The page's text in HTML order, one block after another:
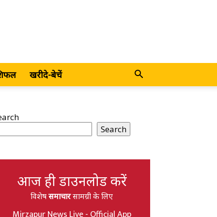
खरीदे-बेचें
Search
आज ही डाउनलोड करें
विशेषसमाचारसामग्री के लिए